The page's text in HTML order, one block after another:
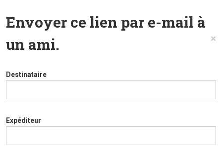
Envoyer ce lien par e-mail à
un ami.
×
Destinataire
Expéditeur